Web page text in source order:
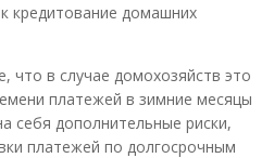
кредитование домашних
что в случае домохозяйств это
платежей в зимние месяцы
себя дополнительные риски,
платежей по долгосрочным